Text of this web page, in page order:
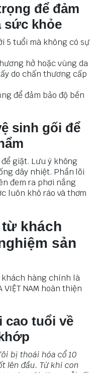
để đảm
sức khỏe
5 tuổi mà không có sự
hở hoặc vùng da
do chấn thương cấp
để đảm bảo độ bền
sinh gối để
giặt. Lưu ý không
dây nhiệt. Phần lõi
đem ra phơi nắng
luôn khô ráo và thơm
khách
sản
hàng chính là
NAM hoàn thiện
cao tuổi về
bị thoái hóa cổ 10
lên đầu. Từ khi con